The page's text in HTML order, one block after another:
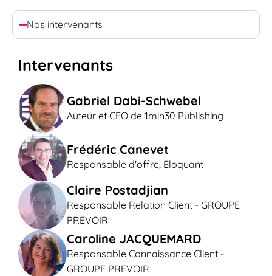
Nos intervenants
Intervenants
Gabriel Dabi-Schwebel
Auteur et CEO de 1min30 Publishing
Frédéric Canevet
Responsable d'offre, Eloquant
Claire Postadjian
Responsable Relation Client - GROUPE
PREVOIR
Caroline JACQUEMARD
Responsable Connaissance Client -
GROUPE PREVOIR